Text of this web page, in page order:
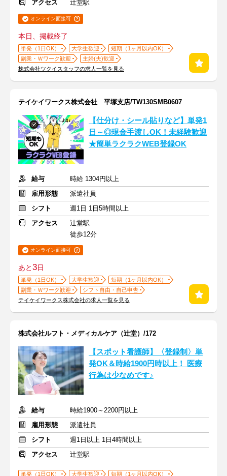
アクセス 辻堂駅
オンライン面接可
本日、掲載終了
単発（1日OK） 大学生歓迎
短期（1ヶ月以内OK）
副業・Ｗワーク歓迎
主婦(夫)歓迎
株式会社ツクイスタッフの求人一覧を見る
テイケイワークス株式会社 平塚支店/TW130SMB0607
【仕分け・シール貼りなど】単発1
日～◎現金手渡しOK！未経験歓迎
★簡単ラクラクWEB登録OK
給与
時給 1304円以上
雇用形態
派遣社員
シフト
週1日 1日5時間以上
アクセス
辻堂駅
徒歩12分
オンライン面接可
あと3日
単発（1日OK） 大学生歓迎
短期（1ヶ月以内OK）
副業・Ｗワーク歓迎
シフト自由・自己申告
テイケイワークス株式会社の求人一覧を見る
株式会社ルフト・メディカルケア（辻堂）/172
【スポット看護師】〈登録制〉単
発OK＆時給1900円時以上！ 医療
行為は少なめです♪
給与
時給1900～2200円以上
雇用形態
派遣社員
シフト
週1日以上 1日4時間以上
アクセス
辻堂駅
単発（1日OK） 大学生歓迎
短期（1ヶ月以内OK）